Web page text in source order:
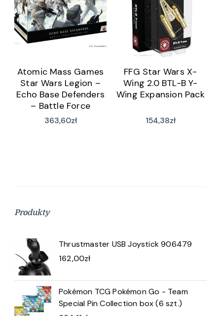
Atomic Mass Games
Star Wars Legion –
Echo Base Defenders
– Battle Force
Starter Set
363,60zł
FFG Star Wars X-
Wing 2.0 BTL-B Y-
Wing Expansion Pack
154,38zł
Produkty
Thrustmaster USB Joystick 906479
162,00zł
Pokémon TCG Pokémon Go - Team
Special Pin Collection box (6 szt.)